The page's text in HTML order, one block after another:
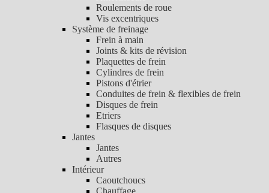
Roulements de roue
Vis excentriques
Système de freinage
Frein à main
Joints & kits de révision
Plaquettes de frein
Cylindres de frein
Pistons d'étrier
Conduites de frein & flexibles de frein
Disques de frein
Etriers
Flasques de disques
Jantes
Jantes
Autres
Intérieur
Caoutchoucs
Chauffage